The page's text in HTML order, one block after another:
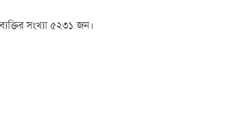
সংখ্যা ৫২৩১ জন।